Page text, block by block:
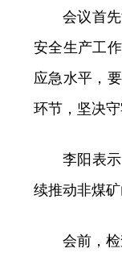
会议首
安全生产工
应急水平，
环节，坚决
李阳表
续推动非煤
会前，